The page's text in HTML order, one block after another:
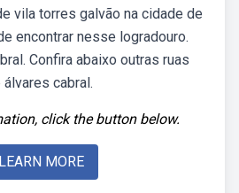
vila torres galvão na cidade de
encontrar nesse logradouro.
Confira abaixo outras ruas
cabral.
click the button below.
LEARN MORE